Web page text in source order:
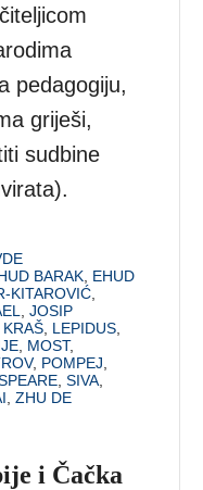
pedagogiju,
griješi,
sudbine
BARAK EHUD
KITAROVIĆ
,JOSIP
KRAŠ LEPIDUS
MOST,
, POMPEJ
,SIVA
,ZHU DE
i Čačka